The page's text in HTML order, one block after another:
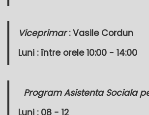
Viceprimar: Vasile Cordun
Luni : între orele 10:00 - 14:00
Program Asistenta Sociala
Luni : 08 - 12